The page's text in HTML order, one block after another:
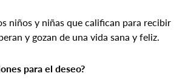
niños y niñas que califican para recibir
y gozan de una vida sana y feliz.
para el deseo?